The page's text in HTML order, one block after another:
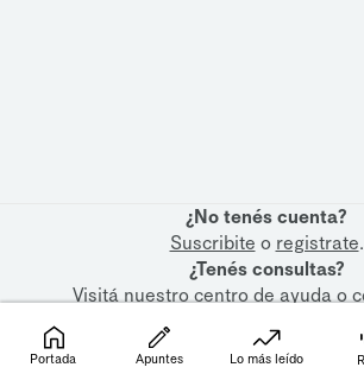
¿No tenés cuenta?
Suscribite o registrate.
¿Tenés consultas?
Visitá nuestrocentro de ayudao
Portada Apuntes Lo más leído